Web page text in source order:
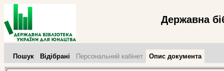
Державна
Пошук Відібрані Персональний кабінет Опис документа